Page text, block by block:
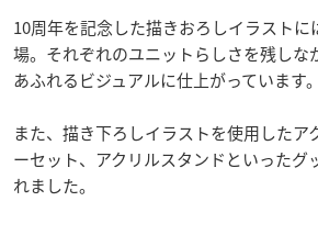
10周年を記念した描きおろしイラスト
場。それぞれのユニットらしさを残しな
あふれるビジュアルに仕上がっています。
また、描き下ろしイラストを使用したア
ーセット、アクリルスタンドといったグ
れました。